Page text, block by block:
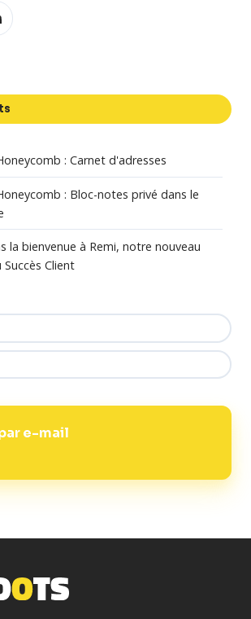
: Carnet d'adresses
: Bloc-notes privé dans le
la bienvenue à Remi, notre nouveau
Client
e-mail